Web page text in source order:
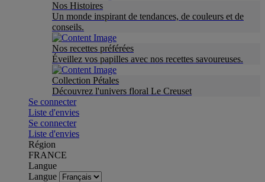
Nos Histoires
Un monde inspirant de tendances, de couleurs et de
conseils.
Nos recettes préférées
Éveillez vos papilles avec nos recettes savoureuses.
Collection Pétales
Découvrez l'univers floral Le Creuset
Se connecter
Liste d'envies
Se connecter
Liste d'envies
Région
FRANCE
Langue
Langue